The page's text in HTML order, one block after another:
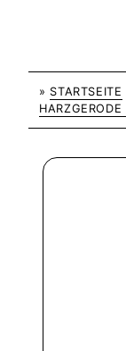
» STARTSEITE
HARZGERODE